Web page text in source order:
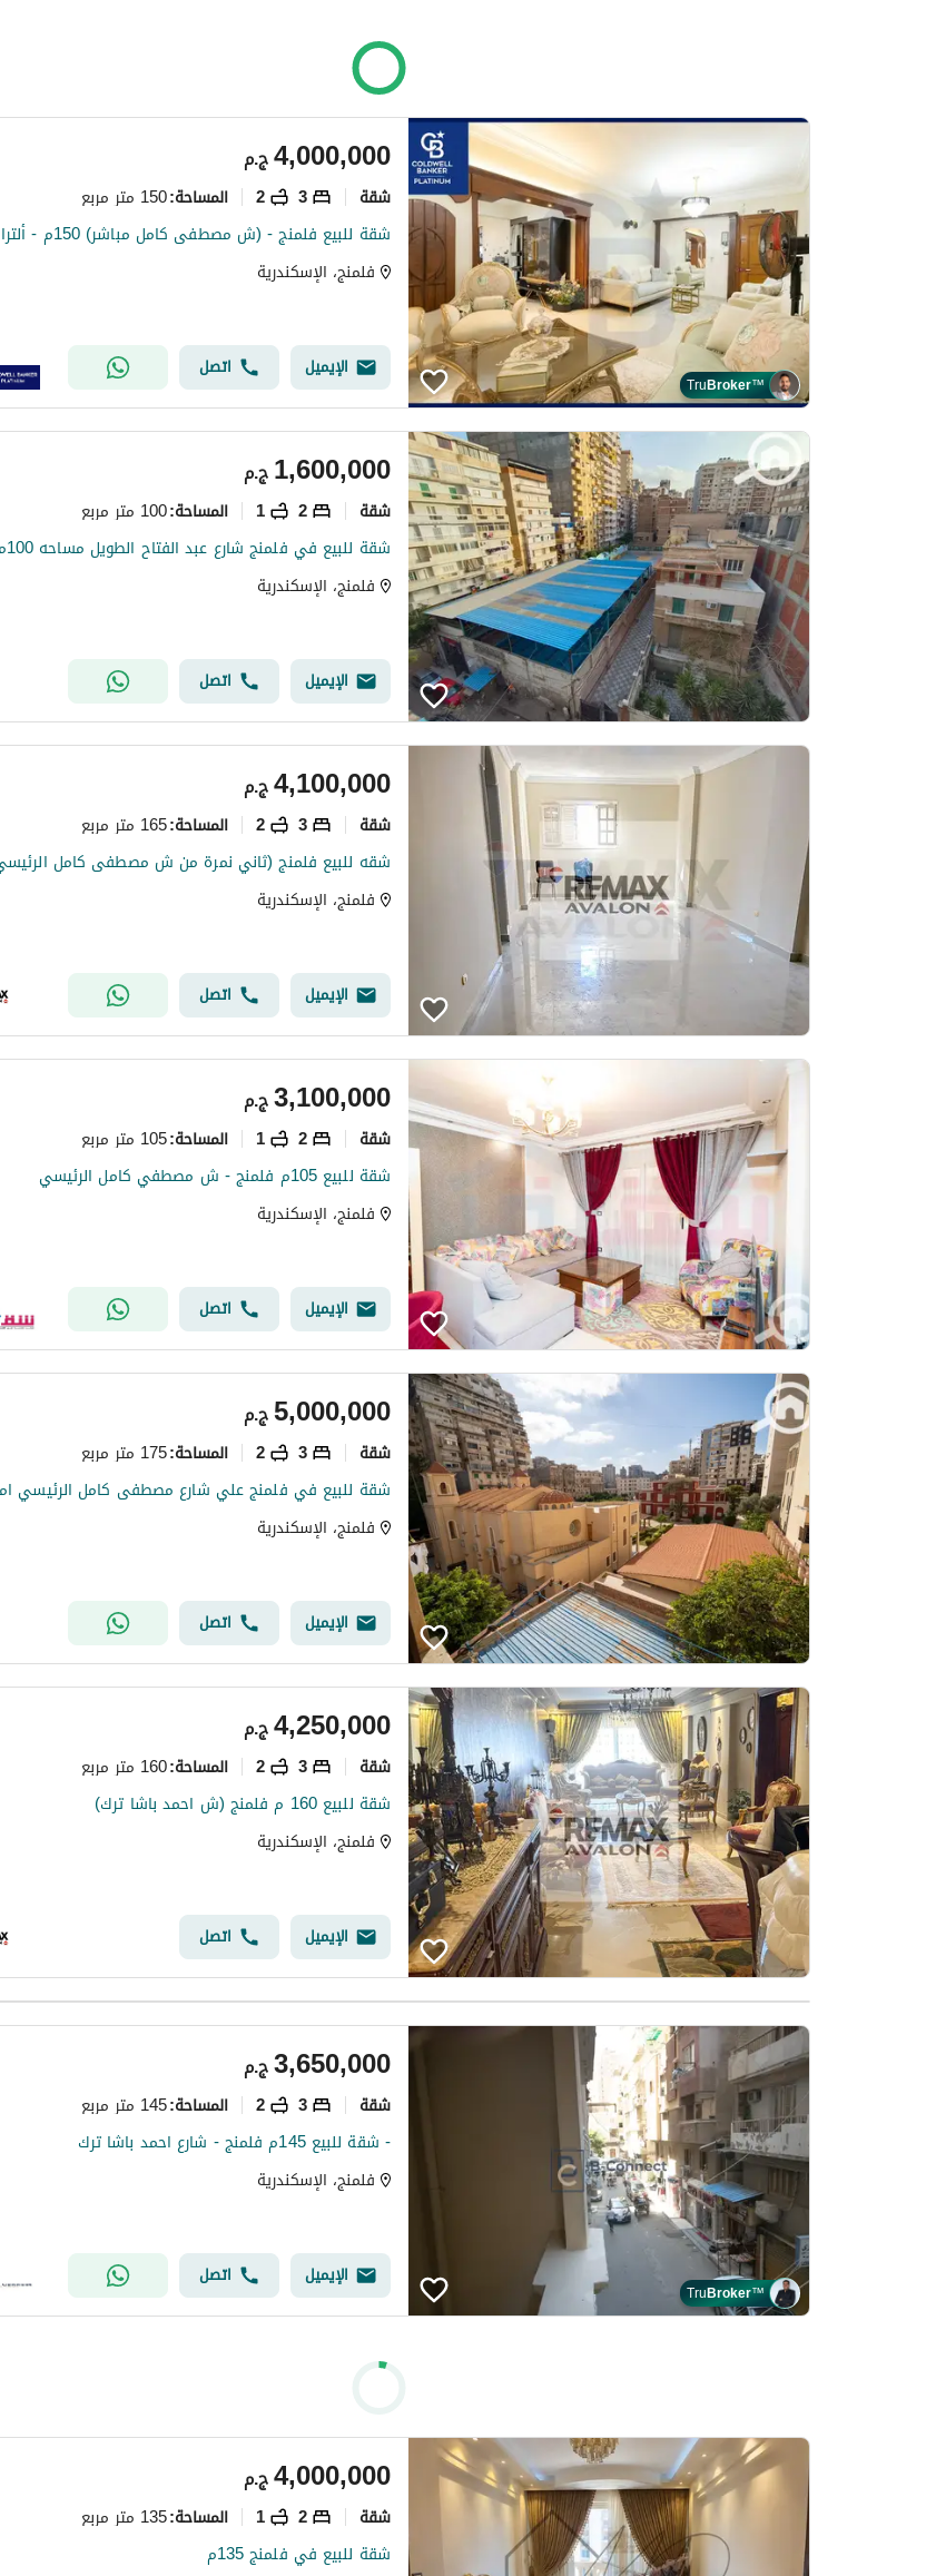
TruBroker™
ج.م4,000,000
شقة 3
2 المساحة:150 متر مربع
فلمنج، الإسكندرية
الإيميل اتصل
ج.م1,600,000
شقة 2
1 المساحة:100 متر مربع
فلمنج، الإسكندرية
الإيميل اتصل
ج.م4,100,000
شقة 3
2 المساحة:165 متر مربع
شقه للبيع فلمنج (ثاني نمرة من ش مصطفى كامل
فلمنج، الإسكندرية
الإيميل اتصل
ج.م3,100,000
شقة 2
1 المساحة:105 متر مربع
شقة للبيع 105م فلمنج - ش مصطفي كامل الرئيسي
فلمنج، الإسكندرية
الإيميل اتصل
ج.م5,000,000
شقة 3
2 المساحة:175 متر مربع
فلمنج، الإسكندرية
الإيميل اتصل
ج.م4,250,000
شقة 3
2 المساحة:160 متر مربع
شقة للبيع 160 م فلمنج (ش احمد باشا ترك)
فلمنج، الإسكندرية
الإيميل اتصل
TruBroker™
ج.م3,650,000
شقة 3
2 المساحة:145 متر مربع
- شقة للبيع 145م فلمنج - شارع احمد باشا ترك
فلمنج، الإسكندرية
الإيميل اتصل
ج.م4,000,000
شقة 2
1 المساحة:135 متر مربع
شقة للبيع في فلمنج 135م